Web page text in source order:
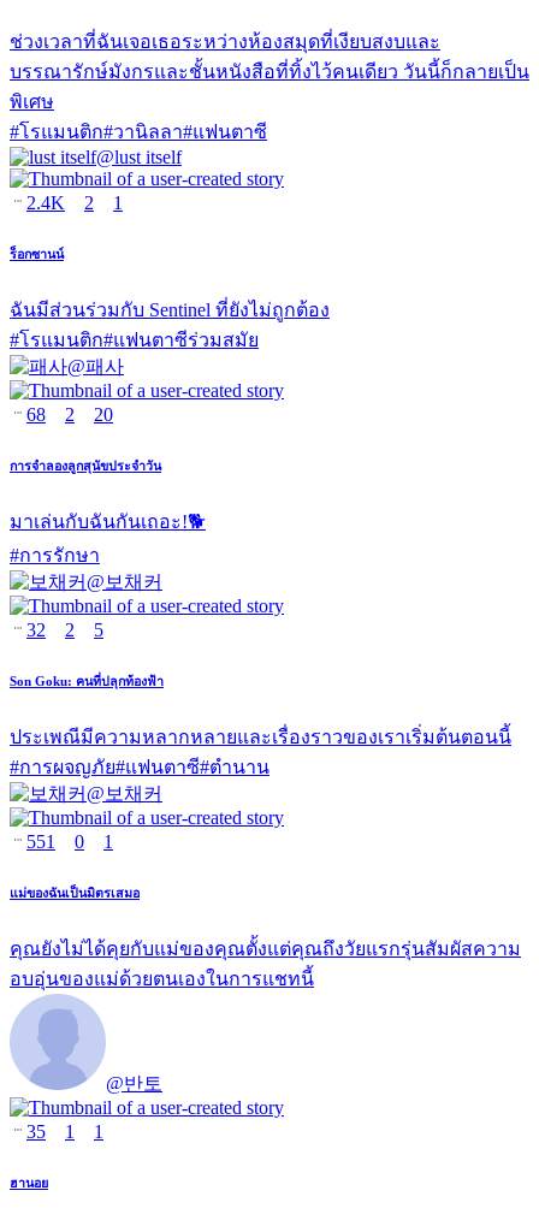
ช่วงเวลาที่ฉันเจอเธอระหว่างห้องสมุดที่เงียบสงบและ
บรรณารักษ์มังกรและชั้นหนังสือที่ทิ้งไว้คนเดียว วันนี้ก็กลายเป็น
พิเศษ
#โรแมนติก#วานิลลา#แฟนตาซี
@lust itself
2.4K 2 1
ร็อกซานน์
ฉันมีส่วนร่วมกับ Sentinel ที่ยังไม่ถูกต้อง
#โรแมนติก#แฟนตาซีร่วมสมัย
@패사
68 2 20
การจำลองลูกสุนัขประจำวัน
มาเล่นกับฉันกันเถอะ!🐕
#การรักษา
@ 보채커
32 2 5
Son Goku: คนที่ปลุกท้องฟ้า
ประเพณีมีความหลากหลายและเรื่องราวของเราเริ่มต้นตอนนี้
#การผจญภัย#แฟนตาซี#ตำนาน
@ 보채커
551 0 1
แม่ของฉันเป็นมิตรเสมอ
คุณยังไม่ได้คุยกับแม่ของคุณตั้งแต่คุณถึงวัยแรกรุ่นสัมผัสความ
อบอุ่นของแม่ด้วยตนเองในการแชทนี้
@반토
35 1 1
ฮานอย